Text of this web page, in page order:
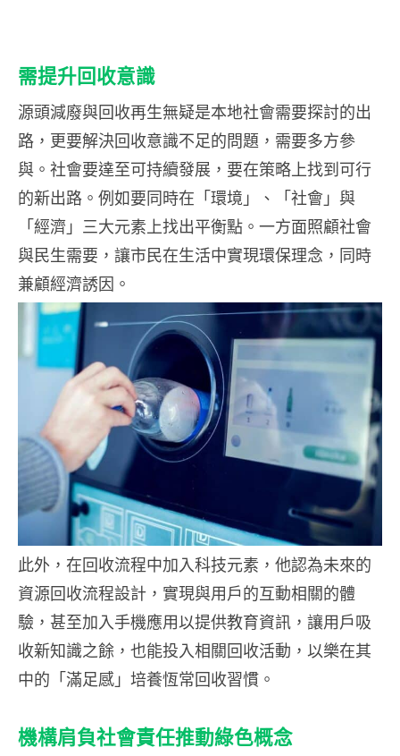
需提升回收意識
源頭減廢與回收再生無疑是本地社會需要探討的出
路，更要解決回收意識不足的問題，需要多方參
與。 社會要達至可持續發展，要在策略上找到可行
的新出路。例如要同時在「環境」、「社會」與
「經濟」三大元素上找出平衡點。一方面照顧社會
與民生需要，讓市民在生活中實現環保理念， 同時
兼顧經濟誘因。
此外，在回收流程中加入科技元素，他認為未來的
資源回收流程設計，實現與用戶的互動相關的體
驗，甚至加入手機應用以提供教育資訊，讓用戶吸
收新知識之餘，也能投入相關回收活動，以樂在其
中的「滿足感」培養恆常回收習慣。
機構肩負社會責任推動綠色概念